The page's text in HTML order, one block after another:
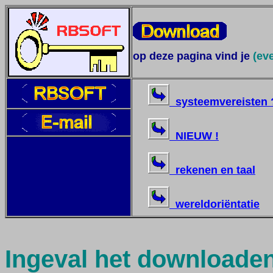
op deze pagina vind je
systeemvereisten
NIEUW !
rekenen en taal
wereldoriëntatie
Ingeval het